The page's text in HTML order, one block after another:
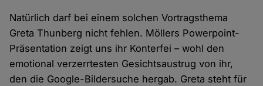
Natürlich darf bei einem solchen Vortragsthema
Greta Thunberg nicht fehlen. Möllers Powerpoint-
Präsentation zeigt uns ihr Konterfei – wohl den
emotional verzerrtesten Gesichtsaustrug von ihr,
den die Google-Bildersuche hergab. Greta steht für